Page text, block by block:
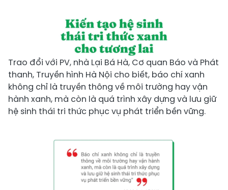
Trao đổi với PV, nhà Lại Bá Hà, Cơ quan Báo và Phát
thanh, Truyền hình Hà Nội cho biết, báo chí xanh
không chỉ là truyền thông về môi trường hay vận
hành xanh, mà còn là quá trình xây dựng và lưu giữ
hệ sinh thái tri thức phục vụ phát triển bền vững.